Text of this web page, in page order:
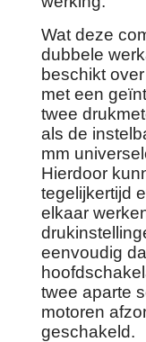
Wat deze
dubbele
beschikt
met een
twee
als de
mm
Hierdoor
tegelijkertijd
elkaar
eenvoudig
twee aparte
motoren
geschakeld.